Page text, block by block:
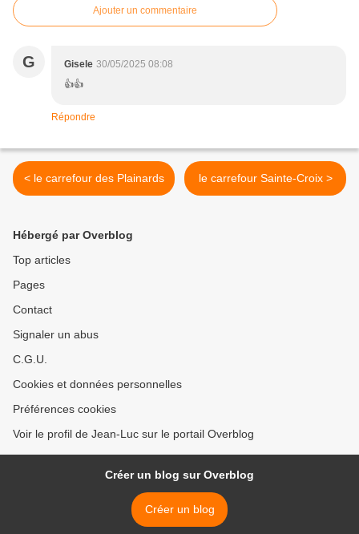
Ajouter un commentaire
G Gisele 30/05/2025 08:08
👍👍
Répondre
< le carrefour des Plainards le carrefour Sainte-Croix >
Hébergé par Overblog
Top articles
Pages
Contact
Signaler un abus
C.G.U.
Cookies et données personnelles
Préférences cookies
Voir le profil de Jean-Luc sur le portail Overblog
Créer un blog sur Overblog
Créer un blog